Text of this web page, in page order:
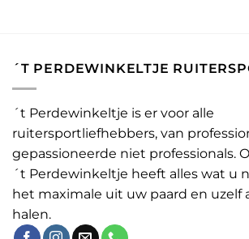
´T PERDEWINKELTJE
´t Perdewinkeltje is er voor alle
ruitersportliefhebbers, van
gepassioneerde niet professionals.
´t Perdewinkeltje heeft alles wat u
het maximale uit uw paard en uzelf
halen.